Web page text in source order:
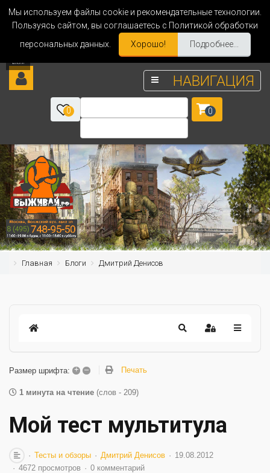
Мы используем файлы cookie и рекомендательные технологии.
Пользуясь сайтом, вы соглашаетесь с Политикой обработки
персональных данных.
Хорошо! Подробнее...
НАВИГАЦИЯ
0 0
Главная Блоги Дмитрий Денисов
Размер шрифта: + – Печать
1 минута на чтение (слов - 209)
Мой тест мультитула
Тесты и обзоры Дмитрий Денисов
19.08.2012
4672 просмотров
0 комментарий